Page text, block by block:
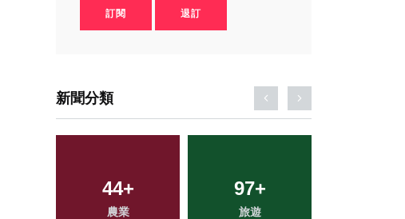
訂閱 退訂
新聞分類
44+
農業
97+
旅遊
1+
大陸
30+
頭條